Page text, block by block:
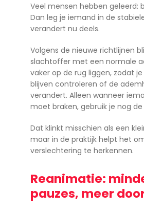
Veel mensen hebben geleerd:
Dan leg je iemand in de
verandert nu deels.
Volgens de nieuwe richtlijnen
slachtoffer met een normale
vaker op de rug liggen, zodat
blijven controleren of de
verandert. Alleen wanneer
moet braken, gebruik je nog de
Dat klinkt misschien als een
maar in de praktijk helpt het
verslechtering te herkennen.
Reanimatie:
pauzes, meer